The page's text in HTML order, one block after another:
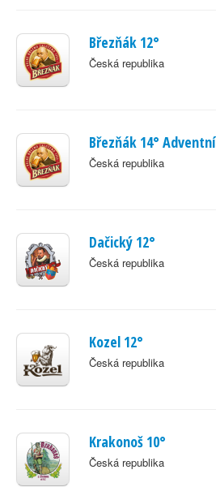
Březňák 12°
Česká republika
Březňák 14° Adventní
Česká republika
Dačický 12°
Česká republika
Kozel 12°
Česká republika
Krakonoš 10°
Česká republika